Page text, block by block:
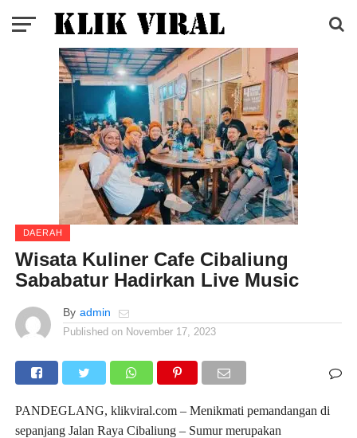
DAERAH
Wisata Kuliner Cafe Cibaliung
Sababatur Hadirkan Live Music
By admin
Published on November 17, 2023
PANDEGLANG, klikviral.com – Menikmati pemandangan di
sepanjang Jalan Raya Cibaliung – Sumur merupakan